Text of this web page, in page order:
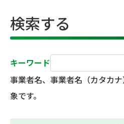
検索する
キーワード
事業者名、事業者名（カタカ
象です。